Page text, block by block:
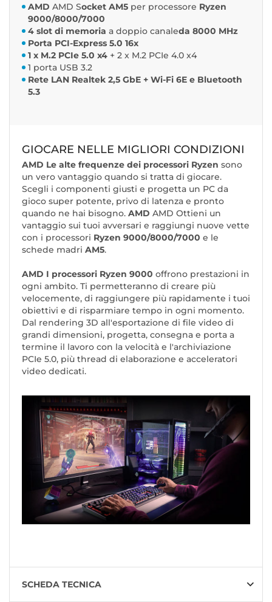
AMD AMD Socket AM5 per processore Ryzen
9000/8000/7000
4 slot di memoria a doppio canaleda 8000 MHz
Porta PCI-Express 5.0 16x
1 x M.2 PCIe 5.0 x4 + 2 x M.2 PCIe 4.0 x4
1 porta USB 3.2
Rete LAN Realtek 2,5 GbE + Wi-Fi 6E e Bluetooth
5.3
GIOCARE NELLE MIGLIORI CONDIZIONI
AMD Le alte frequenze dei processori Ryzen sono
un vero vantaggio quando si tratta di giocare.
Scegli i componenti giusti e progetta un PC da
gioco super potente, privo di latenza e pronto
quando ne hai bisogno. AMD AMD Ottieni un
vantaggio sui tuoi avversari e raggiungi nuove vette
con i processori Ryzen 9000/8000/7000 e le
schede madri AM5.
AMD I processori Ryzen 9000 offrono prestazioni in
ogni ambito. Ti permetteranno di creare più
velocemente, di raggiungere più rapidamente i tuoi
obiettivi e di risparmiare tempo in ogni momento.
Dal rendering 3D all'esportazione di file video di
grandi dimensioni, progetta, consegna e porta a
termine il lavoro con la velocità e l'archiviazione
PCIe 5.0, più thread di elaborazione e acceleratori
video dedicati.
SCHEDA TECNICA